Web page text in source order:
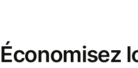
Économisez